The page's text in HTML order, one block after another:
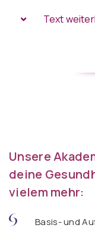
Text
Unsere
deine
vielem mehr:
Basis- und